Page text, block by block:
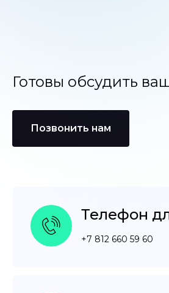
Готовы обсудить
Позвонить нам
Телефон
+7 812 660 59 60